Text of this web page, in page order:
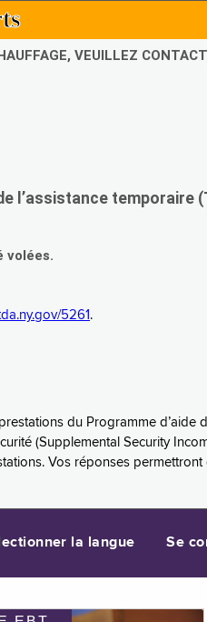
VEUILLEZ
l’assistance temporaire
volées.
5261.
du Programme d’aide
(Supplemental Security
Vos réponses
la langue Se